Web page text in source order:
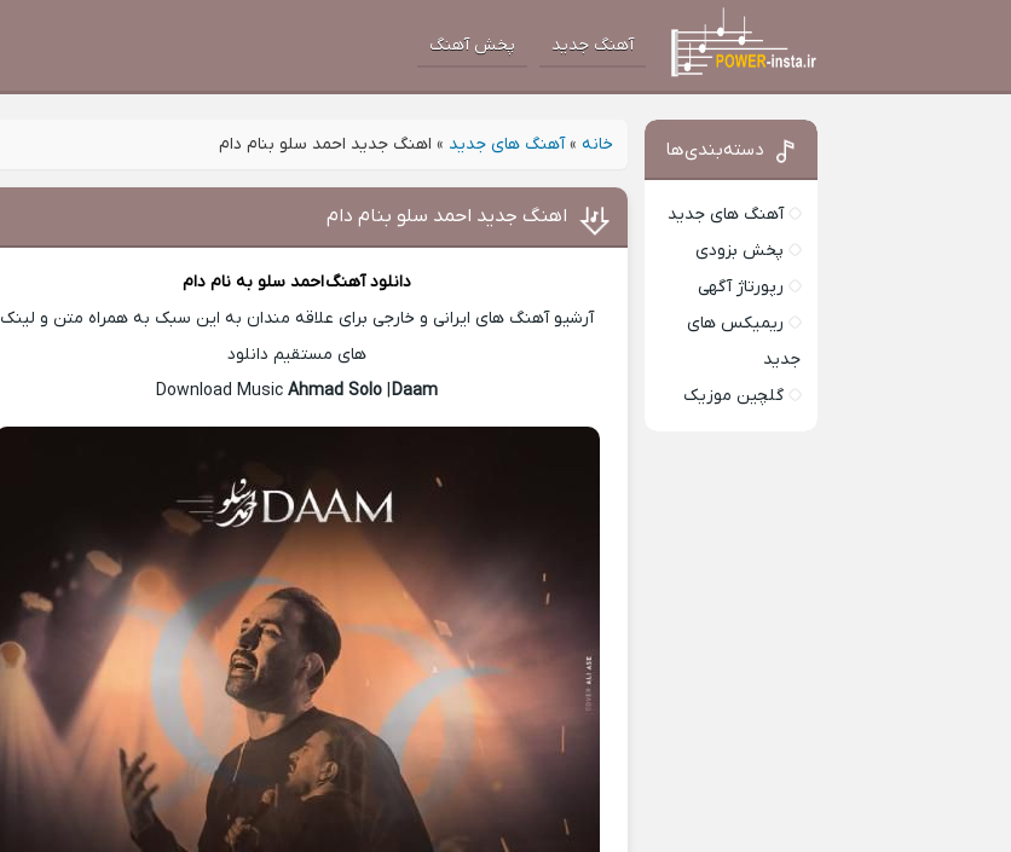
آهنگ جدید پخش آهنگ
خانه »آهنگ های جدید » اهنگ جدید احمد سلو بنام دام
اهنگ جدید احمد سلو بنام دام
دانلود آهنگاحمد سلوبه نام دام
آرشیو آهنگ های ایرانی و خارجی برای علاقه مندان به این سبک به همراه متن و لینک
های مستقیم دانلود
Download Music
Ahmad Solo|Daam
دسته‌بندی‌ها
آهنگ های جدید
پخش بزودی
رپورتاژ آگهی
ریمیکس های
جدید
گلچین موزیک